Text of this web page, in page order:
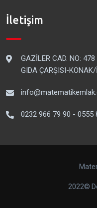
İletişim
GAZİLER CAD. NO:
GIDA ÇARŞISI-
0232 966 79 90 - 0555
2022©